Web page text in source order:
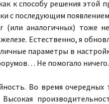
к способу решения этой
с последующим
(или аналогичных) тоже
Естественно, я
параметры в
Не помогало ничего.
Во время очередных